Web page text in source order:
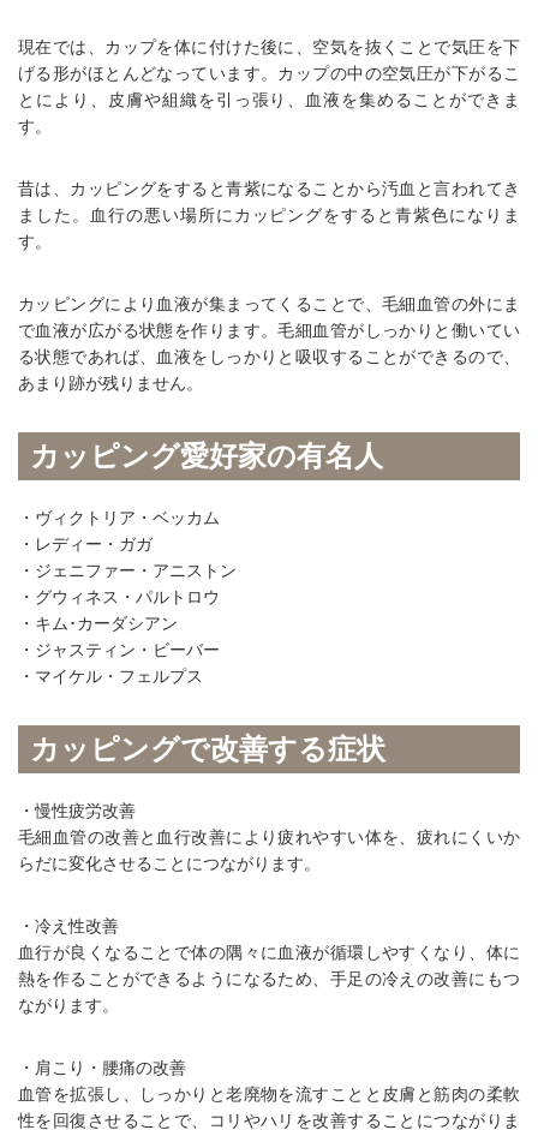
現在では、カップを体に付けた後に、空気を抜くことで気圧を下
げる形がほとんどなっています。カップの中の空気圧が下がるこ
とにより、皮膚や組織を引っ張り、血液を集めることができま
す。
昔は、カッピングをすると青紫になることから汚血と言われてき
ました。血行の悪い場所にカッピングをすると青紫色になりま
す。
カッピングにより血液が集まってくることで、毛細血管の外にま
で血液が広がる状態を作ります。毛細血管がしっかりと働いてい
る状態であれば、血液をしっかりと吸収することができるので、
あまり跡が残りません。
カッピング愛好家の有名人
・ヴィクトリア・ベッカム
・レディー・ガガ
・ジェニファー・アニストン
・グウィネス・パルトロウ
・キム･カーダシアン
・ジャスティン・ビーバー
・マイケル・フェルプス
カッピングで改善する症状
・慢性疲労改善
毛細血管の改善と血行改善により疲れやすい体を、疲れにくいか
らだに変化させることにつながります。
・冷え性改善
血行が良くなることで体の隅々に血液が循環しやすくなり、体に
熱を作ることができるようになるため、手足の冷えの改善にもつ
ながります。
・肩こり・腰痛の改善
血管を拡張し、しっかりと老廃物を流すことと皮膚と筋肉の柔軟
性を回復させることで、コリやハリを改善することにつながりま